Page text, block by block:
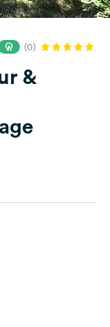
(0)
&